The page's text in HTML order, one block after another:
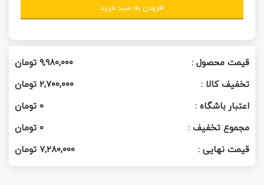
افزودن به سبد خرید
قیمت محصول : ۹,۹۸۰,۰۰۰تومان
تخفیف کالا :
۲,۷۰۰,۰۰۰تومان
اعتبار باشگاه :
0تومان
مجموع تخفیف :
0تومان
قیمت نهایی :
۷,۲۸۰,۰۰۰تومان